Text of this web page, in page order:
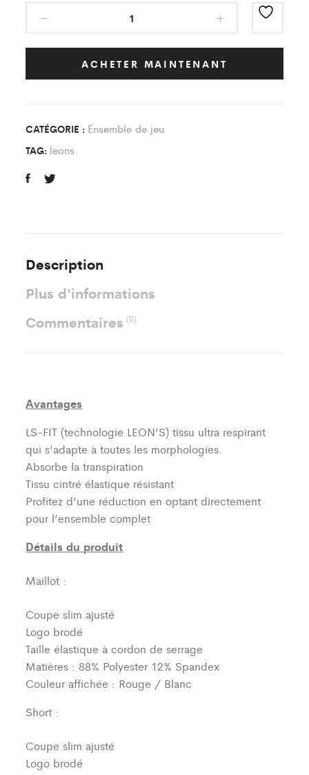
Jeu
Classic
Rouge/Blanc
ACHETER MAINTENANT
CATÉGORIE : Ensemble de jeu
TAG: leons
Description
Plus d'informations
Commentaires(0)
Avantages
LS-FIT (technologie LEON’S)tissu ultra respirant
qui s’adapte à toutes les morphologies.
Absorbe la transpiration
Tissu cintré élastique résistant
Profitez d’une réduction en optant directement
pour l’ensemble complet
Détails du produit
Maillot :
Coupe slim ajusté
Logo brodé
Taille élastique à cordon de serrage
Matières : 88% Polyester 12% Spandex
Couleur affichée : Rouge / Blanc
Short :
Coupe slim ajusté
Logo brodé